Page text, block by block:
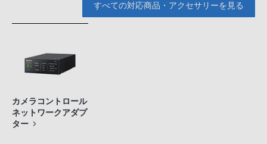
すべての対応商品・アクセサリーを見る
カメラコントロール
ネットワークアダプ
ター